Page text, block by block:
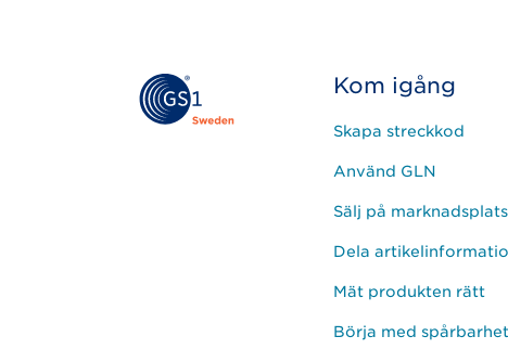
Kom igång
Skapa streckkod
Använd GLN
Sälj på
Dela
Mät produkten rätt
Börja med spårbarhet